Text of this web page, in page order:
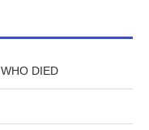
DIED